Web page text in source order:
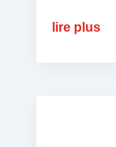
lire plus